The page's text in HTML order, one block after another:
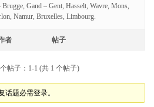
Brugge, Gand – Gent, Hasselt, Wavre, Mons,
Namur, Bruxelles, Limbourg.
者 帖子
帖子：1-1 (共 1 个帖子)
话题必需登录。